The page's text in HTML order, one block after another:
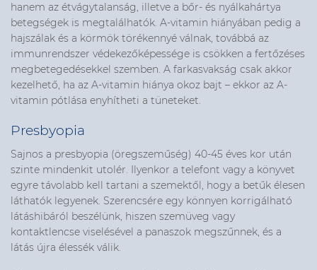
hanem az étvágytalanság, illetve a bőr- és nyálkahártya
betegségek is megtalálhatók. A-vitamin hiányában pedig a
hajszálak és a körmök törékennyé válnak, továbbá az
immunrendszer védekezőképessége is csökken a fertőzéses
megbetegedésekkel szemben. A farkasvakság csak akkor
kezelhető, ha az A-vitamin hiánya okoz bajt – ekkor az A-
vitamin pótlása enyhítheti a tüneteket.
Presbyopia
Sajnos a presbyopia (öregszeműség) 40-45 éves kor után
szinte mindenkit utolér. Ilyenkor a telefont vagy a könyvet
egyre távolabb kell tartani a szemektől, hogy a betűk élesen
láthatók legyenek. Szerencsére egy könnyen korrigálható
látáshibáról beszélünk, hiszen szemüveg vagy
kontaktlencse viselésével a panaszok megszűnnek, és a
látás újra élessék válik.